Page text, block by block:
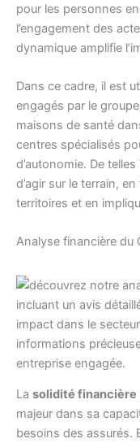
pour les personnes
l’engagement des
dynamique amplifie
Dans ce cadre, il est
engagés par le
maisons de santé
centres spécialisés
d’autonomie. De
d’agir sur le terrain,
territoires et en
Analyse financière du
La solidité financière
majeur dans sa
besoins des assurés.